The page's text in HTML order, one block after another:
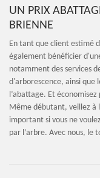
UN PRIX
BRIENNE
En tant que client estimé
également bénéficier
notamment des services
d'arborescence, ainsi que
l’abattage. Et
Même débutant, veillez à
important si vous ne
par l’arbre. Avec nous, le